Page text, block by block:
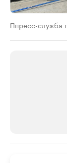
Ппресс-служба